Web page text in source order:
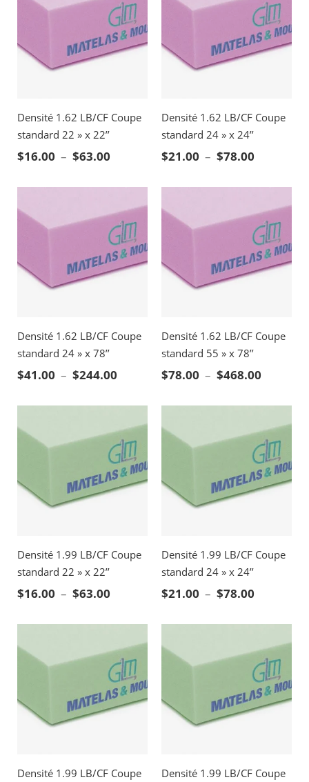
Densité 1.62 LB/CF Coupe
standard 22 » x 22’’
$16.00 – $63.00 Plage de prix : $16.00 à $63.00
Densité 1.62 LB/CF Coupe
standard 24 » x 24’’
$21.00 – $78.00
Densité 1.62 LB/CF Coupe
standard 24 » x 78’’
$41.00 – $244.00 Plage de prix : $41.00 à $244.00
Densité 1.62 LB/CF Coupe
standard 55 » x 78’’
$78.00 – $468.00
Densité 1.99 LB/CF Coupe
standard 22 » x 22’’
$16.00 – $63.00 Plage de prix : $16.00 à $63.00
Densité 1.99 LB/CF Coupe
standard 24 » x 24’’
$21.00 – $78.00
Densité 1.99 LB/CF Coupe
Densité 1.99 LB/CF Coupe